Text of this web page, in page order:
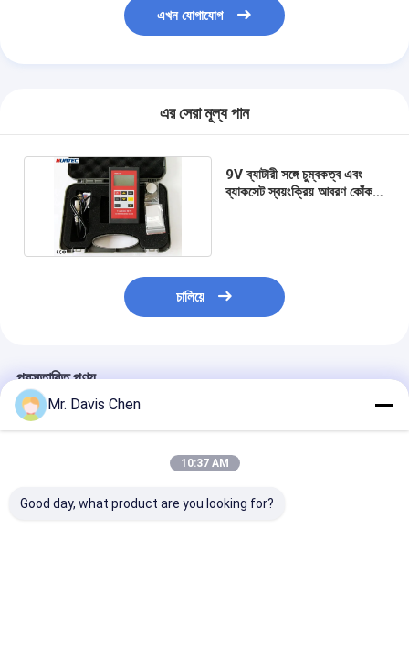
এখন যোগাযোগ
এর সেরা মূল্য পান
9V ব্যাটারী সঙ্গে চুম্বকত্ব এবং
ব্যাকসেট স্বয়ংক্রিয় আবরণ কোঁকড়া
চালিয়ে
প্রস্তাবিত পণ্য
Mr. Davis Chen
10:37 AM
Good day, what product are you looking for?